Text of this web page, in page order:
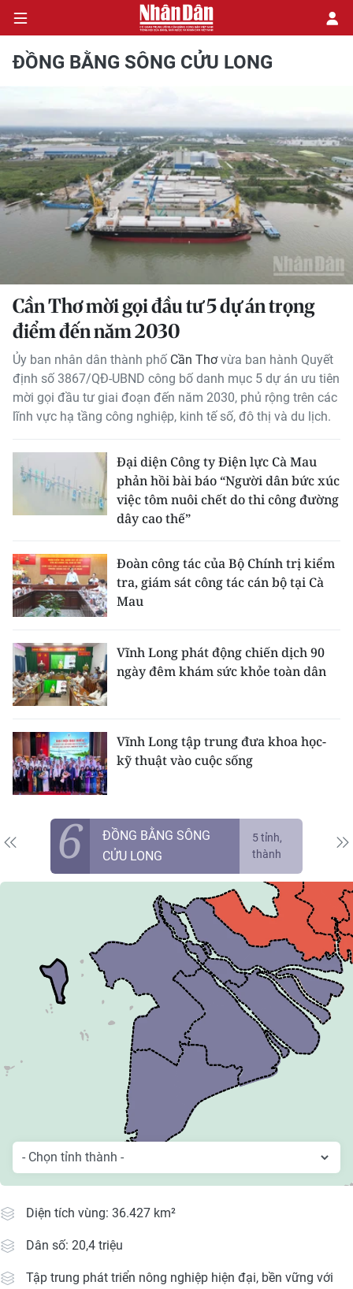
CHÍNH TRỊ
KINH TẾ
VĂN HÓA
DU LỊCH
THẾ GIỚI
THỂ THAO
GIÁO DỤC
Y TẾ
KHOA HỌC - CÔNG NGHỆ
BẠN ĐỌC
KIỂM CHỨNG THÔNG TIN
54 DÂN TỘC VIỆT NAM
MỘT SẢN PHẨM
RADIO
MEDIA CENTER
E-Magazine
Media Kinh tế
Media Văn hóa
Media Xã hội
Media Thể thao
Media Giáo dục
Media Y tế
Media Khoa học - Công nghệ
ĐỒNG BẰNG SÔNG CỬU LONG
Cần Thơ mời gọi đầu tư 5 dự án trọng
điểm đến năm 2030
Ủy ban nhân dân thành phố Cần Thơvừa ban hành Quyết
định số 3867/QĐ-UBND công bố danh mục 5 dự án ưu tiên
mời gọi đầu tư giai đoạn đến năm 2030, phủ rộng trên các
lĩnh vực hạ tầng công nghiệp, kinh tế số, đô thị và du lịch.
Đại diện Công ty Điện lực Cà Mau
phản hồi bài báo “Người dân bức xúc
việc tôm nuôi chết do thi công đường
dây cao thế”
Đoàn công tác của Bộ Chính trị kiểm
tra, giám sát công tác cán bộ tại Cà
Mau
Vĩnh Long phát động chiến dịch 90
ngày đêm khám sức khỏe toàn dân
Vĩnh Long tập trung đưa khoa học-
kỹ thuật vào cuộc sống
6
ĐỒNG BẰNG SÔNG
CỬU LONG
5 tỉnh,
thành
Diện tích vùng: 36.427 km²
Dân số: 20,4 triệu
Tập trung phát triển nông nghiệp hiện đại, bền vững với